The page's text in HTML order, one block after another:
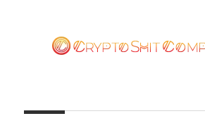
contenido